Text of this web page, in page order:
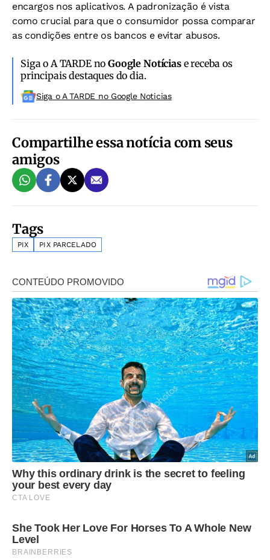
encargos nos aplicativos. A padronização é vista
como crucial para que o consumidor possa comparar
as condições entre os bancos e evitar abusos.
Siga o A TARDE noGoogle Notíciase receba os
principais destaques do dia.
Siga o A TARDE no Google Noticias
Compartilhe essa notícia com seus
amigos
Tags
PIX PIX PARCELADO